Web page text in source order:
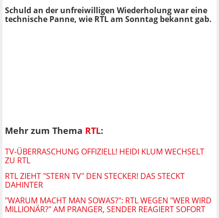
Schuld an der unfreiwilligen Wiederholung war eine
technische Panne, wie RTL am Sonntag bekannt gab.
Mehr zum Thema RTL:
TV-ÜBERRASCHUNG OFFIZIELL! HEIDI KLUM WECHSELT
ZU RTL
RTL ZIEHT "STERN TV" DEN STECKER! DAS STECKT
DAHINTER
"WARUM MACHT MAN SOWAS?": RTL WEGEN "WER WIRD
MILLIONÄR?" AM PRANGER, SENDER REAGIERT SOFORT